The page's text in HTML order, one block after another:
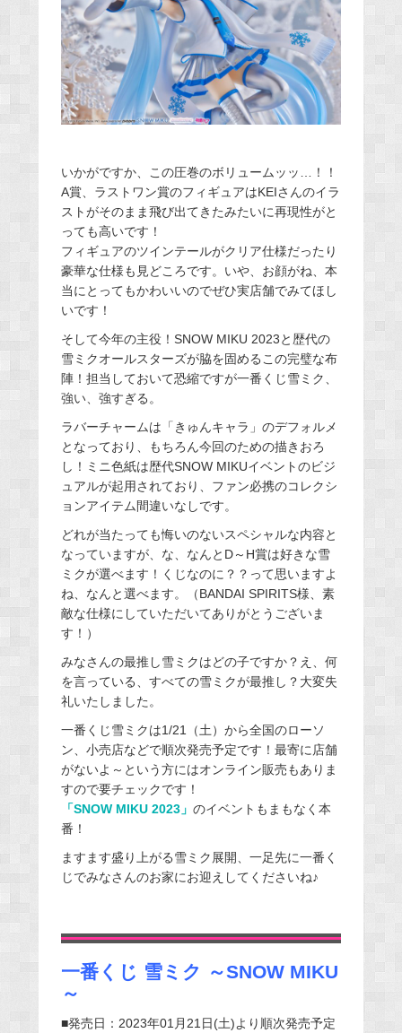
いかがですか、この圧巻のボリュームッッ…！！
A賞、ラストワン賞のフィギュアはKEIさんのイラ
ストがそのまま飛び出てきたみたいに再現性がと
っても高いです！
フィギュアのツインテールがクリア仕様だったり
豪華な仕様も見どころです。いや、お顔がね、本
当にとってもかわいいのでぜひ実店舗でみてほし
いです！
そして今年の主役！SNOW MIKU 2023と歴代の
雪ミクオールスターズが脇を固めるこの完璧な布
陣！担当しておいて恐縮ですが一番くじ雪ミク、
強い、強すぎる。
ラバーチャームは「きゅんキャラ」のデフォルメ
となっており、もちろん今回のための描きおろ
し！ミニ色紙は歴代SNOW MIKUイベントのビジ
ュアルが起用されており、ファン必携のコレクシ
ョンアイテム間違いなしです。
どれが当たっても悔いのないスペシャルな内容と
なっていますが、な、なんとD～H賞は好きな雪
ミクが選べます！くじなのに？？って思いますよ
ね、なんと選べます。（BANDAI SPIRITS様、素
敵な仕様にしていただいてありがとうございま
す！）
みなさんの最推し雪ミクはどの子ですか？え、何
を言っている、すべての雪ミクが最推し？大変失
礼いたしました。
一番くじ雪ミクは1/21（土）から全国のローソ
ン、小売店などで順次発売予定です！最寄に店舗
がないよ～という方にはオンライン販売もありま
すので要チェックです！
「SNOW MIKU 2023」 のイベントもまもなく本
番！
ますます盛り上がる雪ミク展開、一足先に一番く
じでみなさんのお家にお迎えしてくださいね♪
一番くじ 雪ミク ～SNOW MIKU
～
■発売日：2023年01月21日(土)より順次発売予定